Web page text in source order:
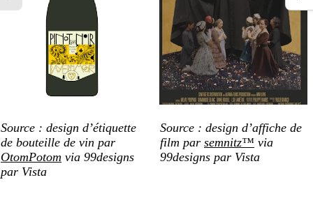
Source : design d’étiquette
de bouteille de vin par
OtomPotom via 99designs
par Vista
Source : design d’affiche de
film par semnitz™ via
99designs par Vista